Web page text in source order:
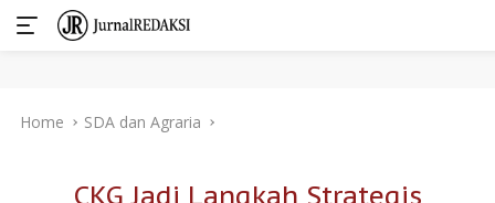
Home SDA dan Agraria
CKG Jadi Langkah Strategis